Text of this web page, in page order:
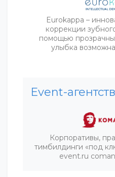
Eurokappa –
коррекции
помощью
улыбка
Event-
Корпоративы,
тимбилдинги «под
event.ru